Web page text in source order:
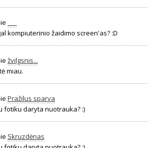
kompiuterinio žaidimo screen'as? :D
žvilgsnis...
miau.
Pražilus sparva
fotiku daryta nuotrauka? :)
Skruzdėnas